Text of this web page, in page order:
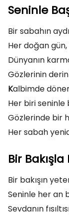
Seninle
Bir sabahın
Her doğan
Dünyanın
Gözlerinin
Kalbimde
Her biri
Gözlerinde bir
Her sabah
Bir
Bir bakışın
Seninle her an
Sevdanın